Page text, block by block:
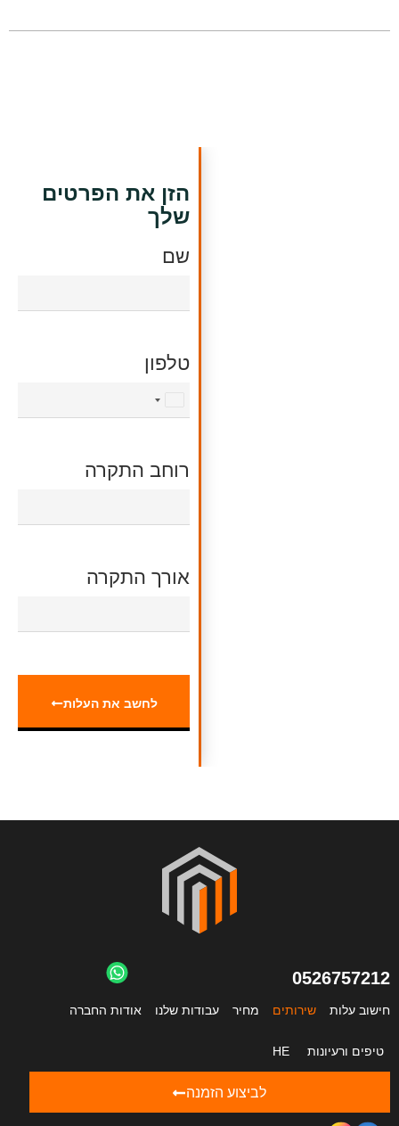
הזן את הפרטים
שלך
שם
טלפון
Israel
רוחב התקרה
אורך התקרה
לחשב את העלות
0526757212
חישוב עלות שירותים מחיר עבודות שלנו אודות החברה
טיפים ורעיונות HE
לביצוע הזמנה